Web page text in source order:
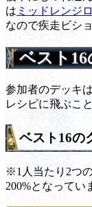
は ミッドレンジ
なので疾走ビシ
ベスト
参加者のデッキ
レシピに飛ぶこ
ベスト16の
※1人当たり2つ
200%となってい